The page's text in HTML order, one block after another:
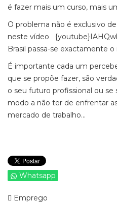
é fazer mais um curso, mais
O problema não é exclusivo
neste vídeo
Brasil passa-se exactamente
É importante cada um
que se propõe fazer, são
o seu futuro profissional ou se
modo a não ter de enfrentar
mercado de trabalho...
Whatsapp
Emprego